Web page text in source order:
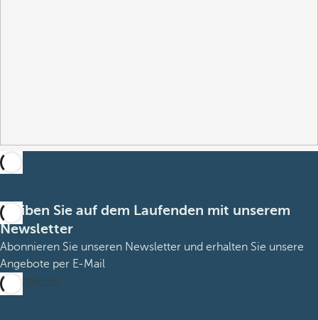
Bleiben Sie auf dem Laufenden mit unserem
Newsletter
Abonnieren Sie unseren Newsletter und erhalten Sie unsere
Angebote per E-Mail
Abonnieren